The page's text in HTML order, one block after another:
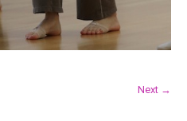
Next →